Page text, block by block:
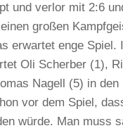
und verlor mit 2:6
großen
erwartet enge Spiel.
Oli Scherber (1),
Nagell (5) in den
vor dem Spiel,
würde. Man muss